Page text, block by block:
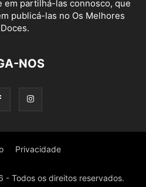
em partilhá-las connosco, que
publicá-las no Os Melhores
Doces.
NOS
Privacidade
Todos os direitos reservados.